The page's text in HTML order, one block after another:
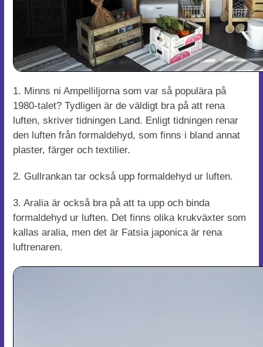
1. Minns ni Ampelliljorna som var så populära på
1980-talet? Tydligen är de väldigt bra på att rena
luften, skriver tidningen Land. Enligt tidningen renar
den luften från formaldehyd, som finns i bland annat
plaster, färger och textilier.
2. Gullrankan tar också upp formaldehyd ur luften.
3. Aralia är också bra på att ta upp och binda
formaldehyd ur luften. Det finns olika krukväxter som
kallas aralia, men det är Fatsia japonica är rena
luftrenaren.